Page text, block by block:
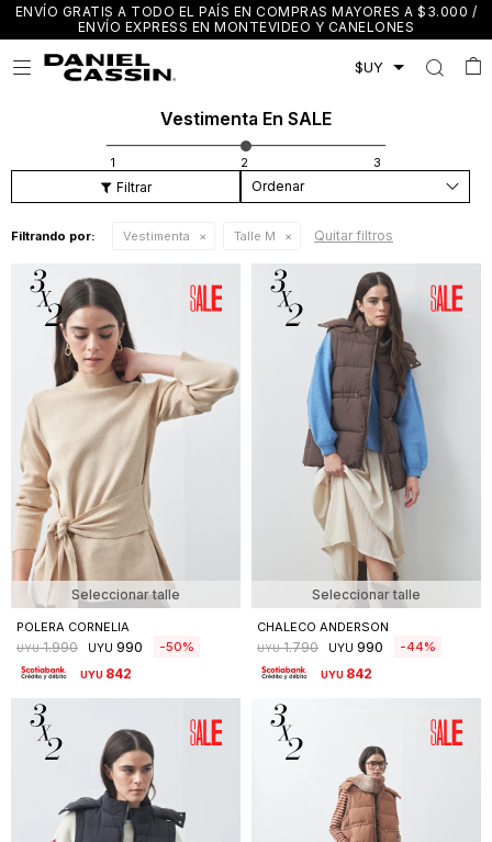
ENVÍO GRATIS A TODO EL PAÍS EN COMPRAS MAYORES A $3.000 /
ENVÍO EXPRESS EN MONTEVIDEO Y CANELONES

Vestimenta En SALE
Recomendados
Filtrando por: Vestimenta Talle M Quitar filtros
Seleccionar talle
POLERA CORNELIA
UYU 1.990 UYU 990 50
UYU 842
Seleccionar talle
CHALECO ANDERSON
UYU 1.790 UYU 990 44
UYU 842